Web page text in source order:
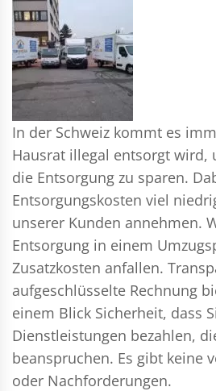
In der Schweiz kommt es
Hausrat illegal entsorgt wird,
die Entsorgung zu sparen.
Entsorgungskosten viel
unserer Kunden annehmen.
Entsorgung in einem
Zusatzkosten anfallen.
aufgeschlüsselte Rechnung
einem Blick Sicherheit, dass
Dienstleistungen bezahlen,
beanspruchen. Es gibt keine
oder Nachforderungen.